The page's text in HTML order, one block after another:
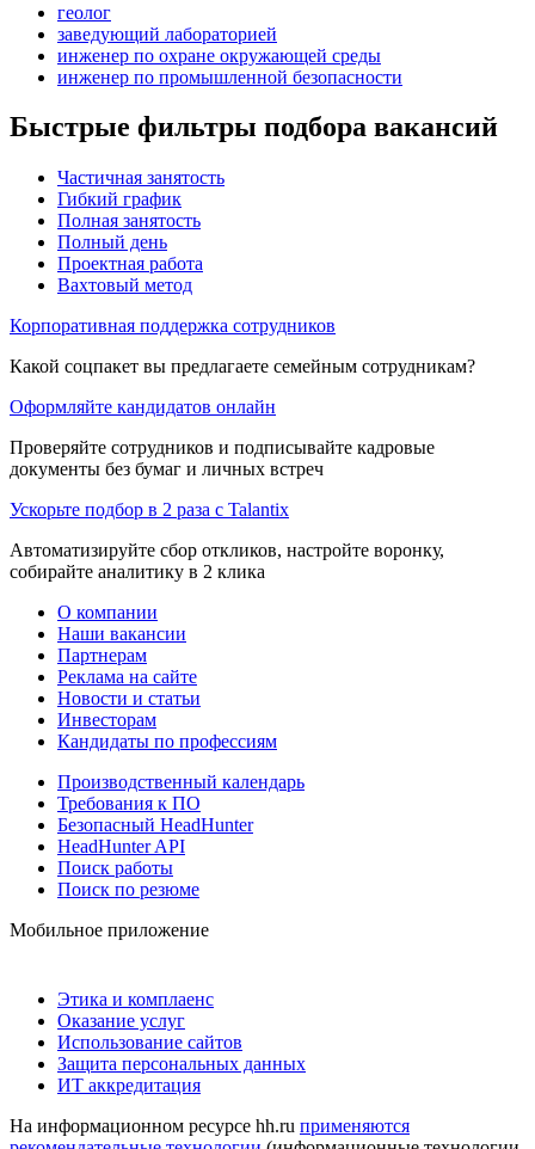
геолог
заведующий лабораторией
инженер по охране окружающей среды
инженер по промышленной безопасности
Быстрые фильтры подбора вакансий
Частичная занятость
Гибкий график
Полная занятость
Полный день
Проектная работа
Вахтовый метод
Корпоративная поддержка сотрудников
Какой соцпакет вы предлагаете семейным сотрудникам?
Оформляйте кандидатов онлайн
Проверяйте сотрудников и подписывайте кадровые
документы без бумаг и личных встреч
Ускорьте подбор в 2 раза с Talantix
Автоматизируйте сбор откликов, настройте воронку,
собирайте аналитику в 2 клика
О компании
Наши вакансии
Партнерам
Реклама на сайте
Новости и статьи
Инвесторам
Кандидаты по профессиям
Производственный календарь
Требования к ПО
Безопасный HeadHunter
HeadHunter API
Поиск работы
Поиск по резюме
Мобильное приложение
Этика и комплаенс
Оказание услуг
Использование сайтов
Защита персональных данных
ИТ аккредитация
На информационном ресурсе hh.ru применяются